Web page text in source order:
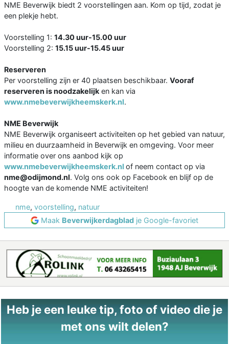
NME Beverwijk biedt 2 voorstellingen aan. Kom op tijd, zodat je
een plekje hebt.
Voorstelling 1: 14.30 uur-15.00 uur
Voorstelling 2: 15.15 uur-15.45 uur
Reserveren
Per voorstelling zijn er 40 plaatsen beschikbaar. Vooraf
reserveren is noodzakelijk en kan via
www.nmebeverwijkheemskerk.nl.
NME Beverwijk
NME Beverwijk organiseert activiteiten op het gebied van natuur,
milieu en duurzaamheid in Beverwijk en omgeving. Voor meer
informatie over ons aanbod kijk op
www.nmebeverwijkheemskerk.nl of neem contact op via
nme@odijmond.nl. Volg ons ook op Facebook en blijf op de
hoogte van de komende NME activiteiten!
nme, voorstelling, natuur
Maak Beverwijkerdagblad je Google-favoriet
Heb je een leuke tip, foto of video die je
met ons wilt delen?